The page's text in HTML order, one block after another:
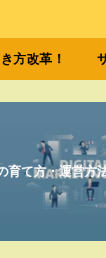
方改革！
育て方・運営方